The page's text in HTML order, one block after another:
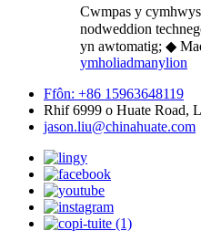
Cwmpas y
nodweddion
yn awtomatig; ◆
ymholiadmanylion
Ffôn: +86 15963648119
Rhif 6999 o Huate Road,
jason.liu@chinahuate.com